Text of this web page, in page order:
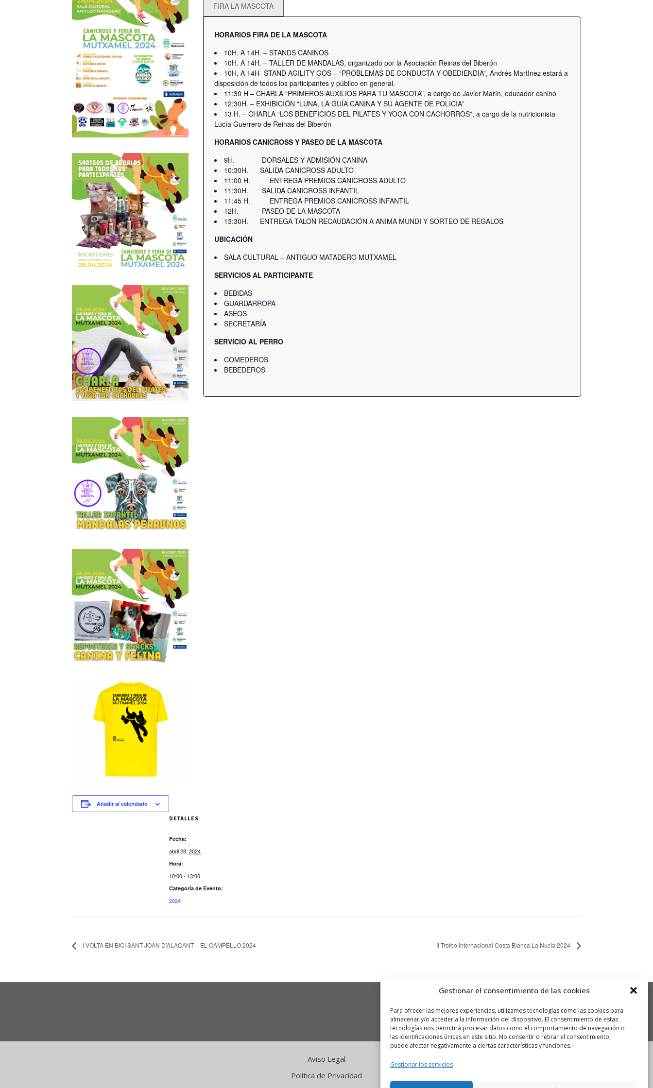
Gestionar el consentimiento de las cookies
Para ofrecer las mejores experiencias, utilizamos tecnologías como las cookies para
almacenar y/o acceder a la información del dispositivo. El consentimiento de estas
tecnologías nos permitirá procesar datos como el comportamiento de navegación o
las identificaciones únicas en este sitio. No consentir o retirar el consentimiento,
puede afectar negativamente a ciertas características y funciones.
Gestionar los servicios
FIRA LA MASCOTA
HORARIOS FIRA DE LA MASCOTA
10H. A 14H. – STANDS CANINOS
10H. A 14H. – TALLER DE MANDALAS, organizado por la Asociación Reinas del Biberón
10H. A 14H- STAND AGILITY GOS – “PROBLEMAS DE CONDUCTA Y OBEDIENDIA”, Andrés MartInez estará a
disposición de todos los participantes y público en general.
11:30 H – CHARLA “PRIMEROS AUXILIOS PARA TU MASCOTA”, a cargo de Javier Marín, educador canino
12:30H. – EXHIBICIÓN “LUNA, LA GUÍA CANINA Y SU AGENTE DE POLICIA”
13 H. – CHARLA “LOS BENEFICIOS DEL PILATES Y YOGA CON CACHORROS”, a cargo de la nutricionista
Lucía Guerrero de Reinas del Biberón
HORARIOS CANICROSS Y PASEO DE LA MASCOTA
9H. DORSALES Y ADMISIÓN CANINA
10:30H. SALIDA CANICROSS ADULTO
11:00 H. ENTREGA PREMIOS CANICROSS ADULTO
11:30H. SALIDA CANICROSS INFANTIL
11:45 H. ENTREGA PREMIOS CANICROSS INFANTIL
12H. PASEO DE LA MASCOTA
13:30H. ENTREGA TALÓN RECAUDACIÓN A ANIMA MUNDI Y SORTEO DE REGALOS
UBICACIÓN
SALA CULTURAL – ANTIGUO MATADERO MUTXAMEL
SERVICIOS AL PARTICIPANTE
BEBIDAS
GUARDARROPA
ASEOS
SECRETARÍA
SERVICIO AL PERRO
COMEDEROS
BEBEDEROS
Añadir al calendario
DETALLES
Fecha:
abril 28, 2024
Hora:
10:00 - 13:00
Categoría de Evento:
2024
I VOLTA EN BICI SANT JOAN D’ALACANT – EL CAMPELLO 2024 II Trofeo Internacional Costa Blanca La Nucía 2024
Aviso Legal
Política de Privacidad